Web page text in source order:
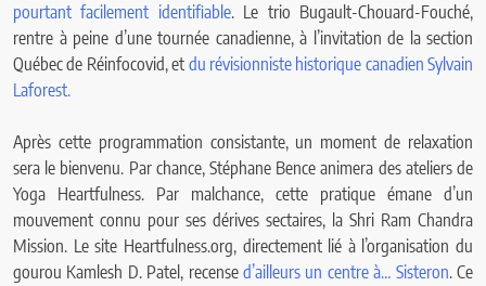
pourtant facilement identifiable. Le trio Bugault-Chouard-Fouché,
rentre à peine d’une tournée canadienne, à l’invitation de la section
Québec de Réinfocovid, et du révisionniste historique canadien Sylvain
Laforest.
Après cette programmation consistante, un moment de relaxation
sera le bienvenu. Par chance, Stéphane Bence animera des ateliers de
Yoga Heartfulness. Par malchance, cette pratique émane d’un
mouvement connu pour ses dérives sectaires, la Shri Ram Chandra
Mission. Le site Heartfulness.org, directement lié à l’organisation du
gourou Kamlesh D. Patel, recense d’ailleurs un centre à… Sisteron. Ce